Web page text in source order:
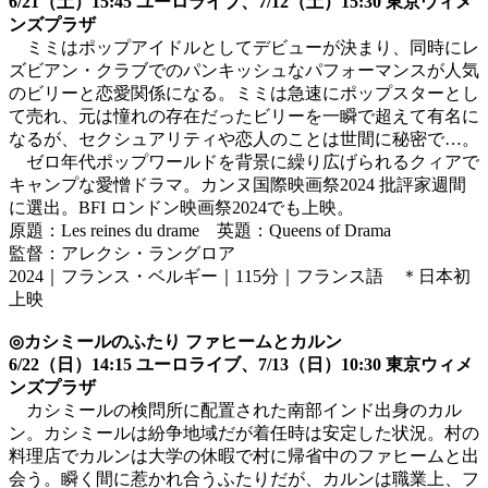
ンズプラザ
ミミはポップアイドルとしてデビューが決まり、同時にレ
ズビアン・クラブでのパンキッシュなパフォーマンスが人気
のビリーと恋愛関係になる。ミミは急速にポップスターとし
て売れ、元は憧れの存在だったビリーを一瞬で超えて有名に
なるが、セクシュアリティや恋人のことは世間に秘密で…。
ゼロ年代ポップワールドを背景に繰り広げられるクィアで
キャンプな愛憎ドラマ。カンヌ国際映画祭2024 批評家週間
に選出。BFI ロンドン映画祭2024でも上映。
原題：Les reines du drame 英題：Queens of Drama
監督：アレクシ・ラングロア
2024｜フランス・ベルギー｜115分｜フランス語 ＊日本初
上映
◎カシミールのふたり ファヒームとカルン
6/22（日）14:15 ユーロライブ、7/13（日）10:30 東京ウィメ
ンズプラザ
カシミールの検問所に配置された南部インド出身のカル
ン。カシミールは紛争地域だが着任時は安定した状況。村の
料理店でカルンは大学の休暇で村に帰省中のファヒームと出
会う。瞬く間に惹かれ合うふたりだが、カルンは職業上、フ